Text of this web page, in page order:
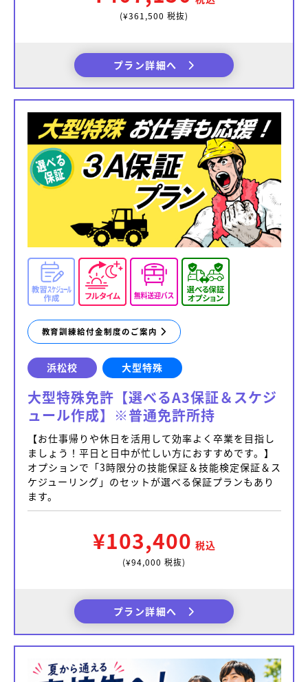
(¥361,500 税抜)
プラン詳細へ
教育訓練給付金制度のご案内
浜松校 大型特殊
大型特殊免許【選べるA3保証＆スケジ
ュール作成】※普通免許所持
【お仕事帰りや休日を活用して効率よく卒業を目指し
ましょう！平日と日中が忙しい方におすすめです。】
オプションで「3時限分の技能保証＆技能検定保証＆ス
ケジューリング」のセットが選べる保証プランもあり
ます。
¥103,400 税込
(¥94,000 税抜)
プラン詳細へ